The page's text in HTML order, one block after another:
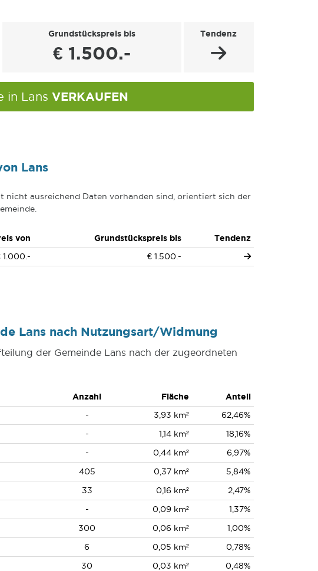
Grundstückspreis bis
€ 1.500.-
Tendenz
in Lans VERKAUFEN
Lans
nicht ausreichend Daten vorhanden sind, orientiert sich der
von Grundstückspreis bis
Tendenz
1.000.- € 1.500.-
Lans nach Nutzungsart/Widmung
der Gemeinde Lans nach der zugeordneten
Anzahl Fläche
Anteil
- 3,93 km²
62,46%
- 1,14 km²
18,16%
- 0,44 km²
6,97%
405 0,37 km²
5,84%
33 0,16 km²
2,47%
- 0,09 km²
1,37%
300 0,06 km²
1,00%
6 0,05 km²
0,78%
30 0,03 km²
0,48%